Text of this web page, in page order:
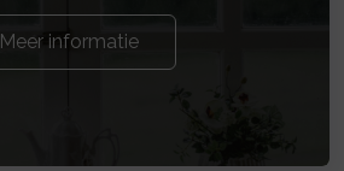
Meer informatie